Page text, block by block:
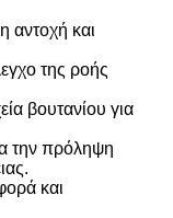
αντοχή και
της ροής
βουτανίου για
την πρόληψη
και